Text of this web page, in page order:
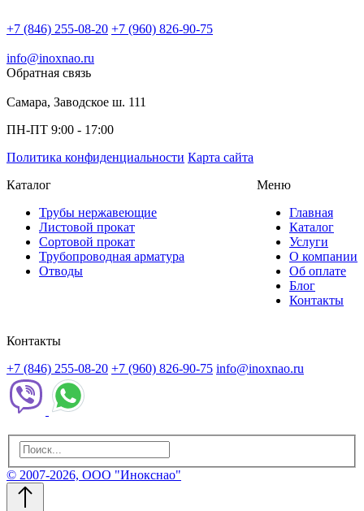
+7 (846) 255-08-20 +7 (960) 826-90-75
info@inoxnao.ru
Обратная связь
Самара, Заводское ш. 111
ПН-ПТ 9:00 - 17:00
Политика конфиденциальности Карта сайта
Каталог
Трубы нержавеющие
Листовой прокат
Сортовой прокат
Трубопроводная арматура
Отводы
Меню
Главная
Каталог
Услуги
О компании
Об оплате
Блог
Контакты
Контакты
+7 (846) 255-08-20 +7 (960) 826-90-75 info@inoxnao.ru
© 2007-2026, ООО "Инокснао"